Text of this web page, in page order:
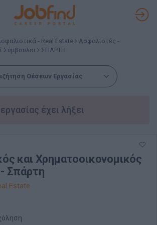
- Real Estate
Ασφαλιστές -
Σύμβουλοι
ΣΠΑΡΤΗ
Θέσεων Εργασίας
έχει λήξει
και Χρηματοοικονομικός
Σπάρτη
Estate